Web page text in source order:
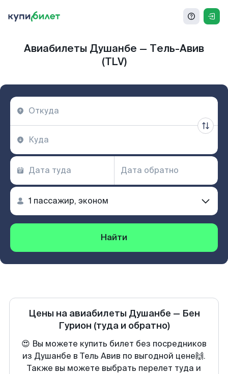
Авиабилеты Душанбе — Тель-Авив
(TLV)
Найти
Цены на авиабилеты Душанбе — Бен
Гурион (туда и обратно)
😍 Вы можете купить билет без посредников
из Душанбе в Тель Авив по выгодной цене🙌.
Также вы можете выбрать перелет туда и